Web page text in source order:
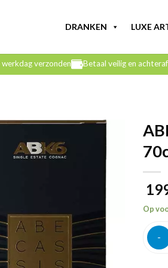
DRANKEN LUXE
verzonden Betaal veilig en achteraf
Op